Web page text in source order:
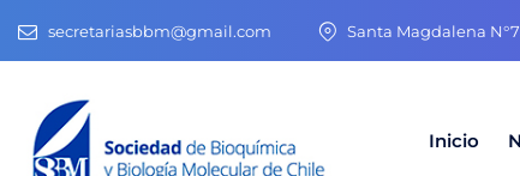
secretariasbbm@gmail.com Santa Magdalena
Inicio